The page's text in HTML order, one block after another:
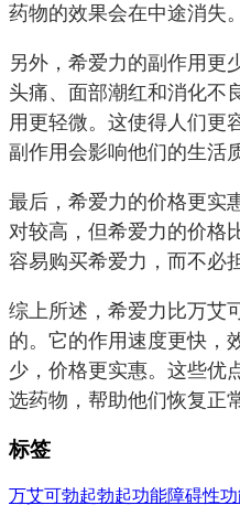
药物的效果会在中途消失。
另外，希爱力的副作用更
头痛、面部潮红和消化不
用更轻微。这使得人们更
副作用会影响他们的生活
最后，希爱力的价格更实
对较高，但希爱力的价格
容易购买希爱力，而不必
综上所述，希爱力比万艾
的。它的作用速度更快，
少，价格更实惠。这些优
选药物，帮助他们恢复正
标签
万艾可勃起勃起功能障碍性